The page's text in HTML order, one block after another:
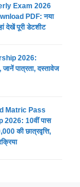
Exam 2026
PDF: नया
देखें पूरी डेटशीट
2026:
पात्रता, दस्तावेज
Matric Pass
10वीं पास
की छात्रवृत्ति,